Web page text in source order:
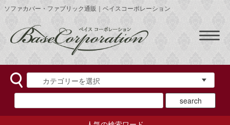
ソファカバー・ファブリック通販｜ベイスコーポレーション